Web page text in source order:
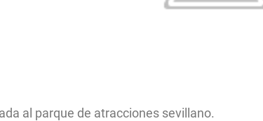
al parque de atracciones sevillano.